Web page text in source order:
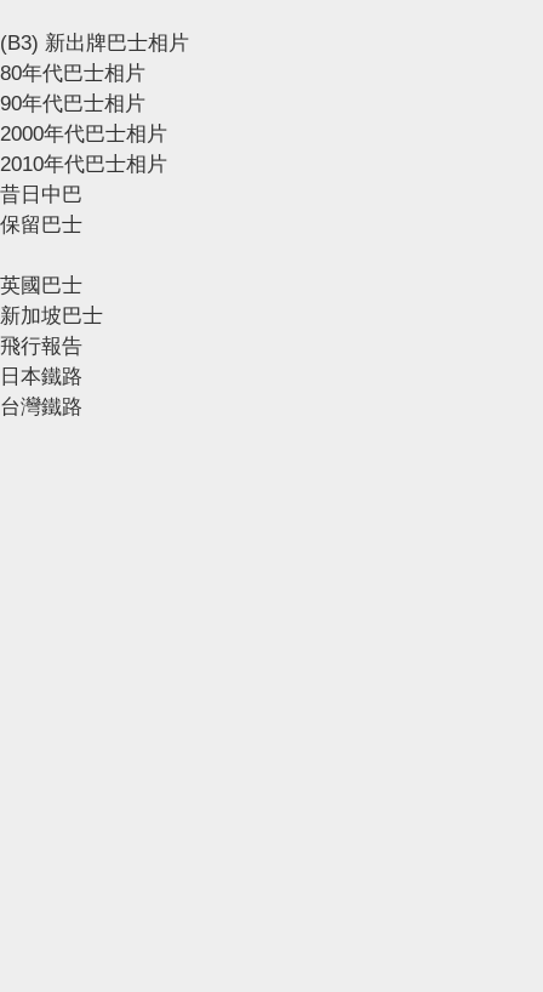
(B3) 新出牌巴士相片
80年代巴士相片
90年代巴士相片
2000年代巴士相片
2010年代巴士相片
昔日中巴
保留巴士
英國巴士
新加坡巴士
飛行報告
日本鐵路
台灣鐵路